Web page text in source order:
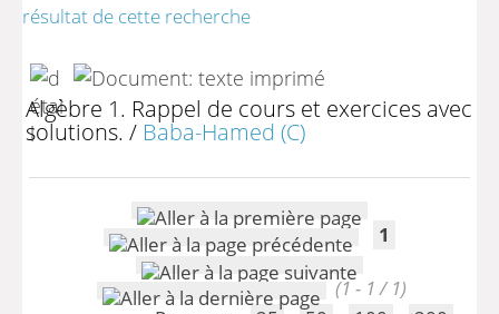
résultat de cette recherche
Algèbre 1. Rappel de cours et exercices avec
solutions. / Baba-Hamed (C)
1
(1 - 1 / 1)